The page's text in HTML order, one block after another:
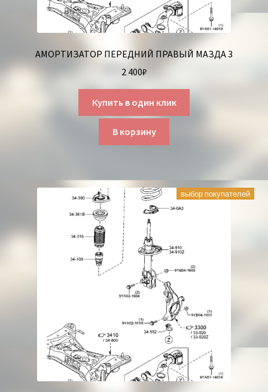
АМОРТИЗАТОР ПЕРЕДНИЙ ПРАВЫЙ МАЗДА 3
2 400₽
Купить в один клик
В корзину
выбор покупателей